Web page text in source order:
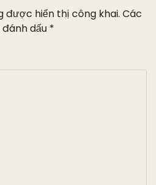
được hiển thị công khai. Các
dấu *